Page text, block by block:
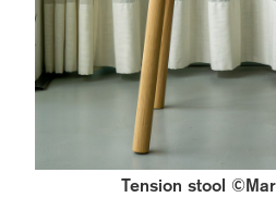
Tension stool